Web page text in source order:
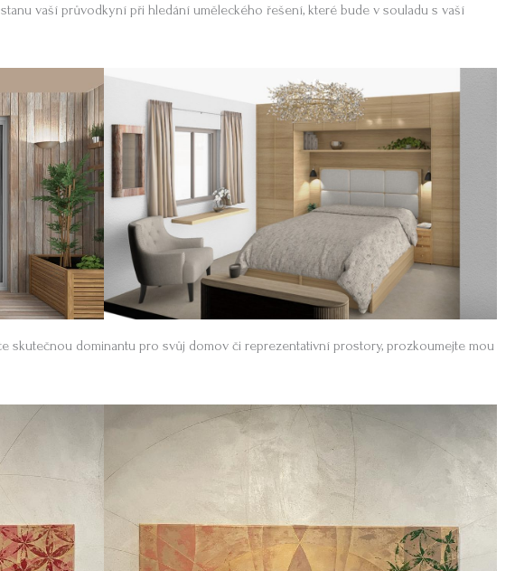
vaší průvodkyní při hledání uměleckého řešení, které bude v souladu s vaší
skutečnou dominantu pro svůj domov či reprezentativní prostory, prozkoumejte mou